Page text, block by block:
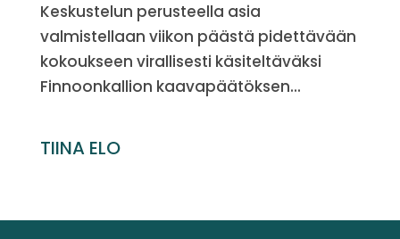
Keskustelun perusteella asia
valmistellaan viikon päästä pidettävään
kokoukseen virallisesti käsiteltäväksi
Finnoonkallion kaavapäätöksen...
TIINA ELO